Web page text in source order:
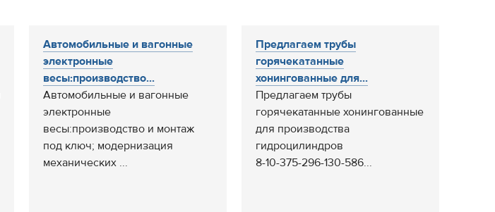
Автомобильные и вагонные
электронные
весы:производство...
Автомобильные и вагонные
электронные
весы:производство и монтаж
под ключ; модернизация
механических ...
Предлагаем трубы
горячекатанные
хонингованные для...
Предлагаем трубы
горячекатанные хонингованные
для производства
гидроцилиндров
8-10-375-296-130-586...